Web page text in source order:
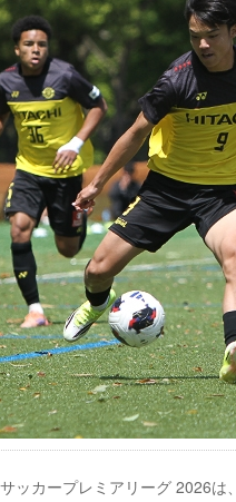
ッカープレミアリーグ 2026